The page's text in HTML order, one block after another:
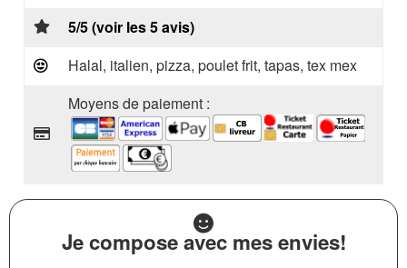
5/5 (voir les 5 avis)
Halal, italien, pizza, poulet frit, tapas, tex mex
Moyens de paiement :
Je compose avec mes envies!